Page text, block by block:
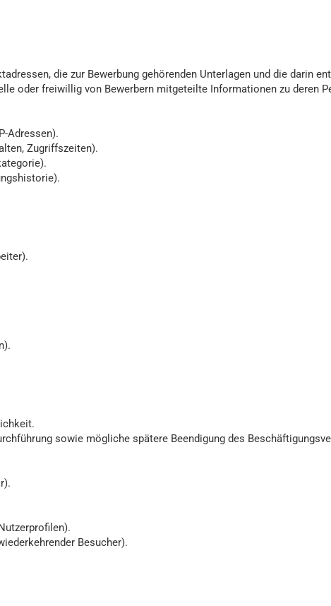
die zur Bewerbung gehörenden Unterlagen und die darin
oder freiwillig von Bewerbern mitgeteilte Informationen zu deren
Adressen).
Zugriffszeiten).
sowie mögliche spätere Beendigung des
Besucher).